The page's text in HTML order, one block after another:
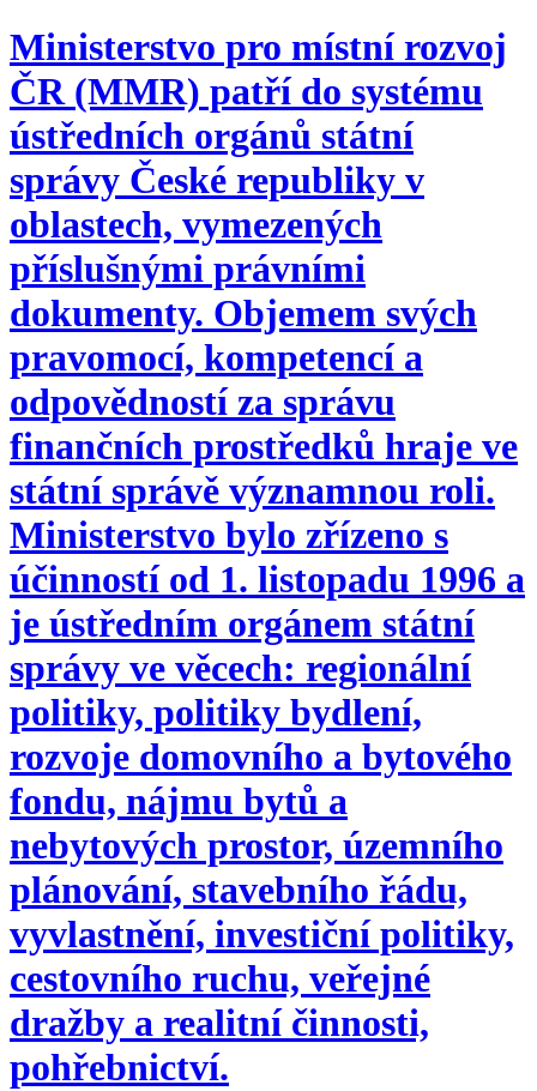
Ministerstvo pro místní rozvoj
ČR (MMR) patří do systému
ústředních orgánů státní
správy České republiky v
oblastech, vymezených
příslušnými právními
dokumenty. Objemem svých
pravomocí, kompetencí a
odpovědností za správu
finančních prostředků hraje ve
státní správě významnou roli.
Ministerstvo bylo zřízeno s
účinností od 1. listopadu 1996 a
je ústředním orgánem státní
správy ve věcech: regionální
politiky, politiky bydlení,
rozvoje domovního a bytového
fondu, nájmu bytů a
nebytových prostor, územního
plánování, stavebního řádu,
vyvlastnění, investiční politiky,
cestovního ruchu, veřejné
dražby a realitní činnosti,
pohřebnictví.